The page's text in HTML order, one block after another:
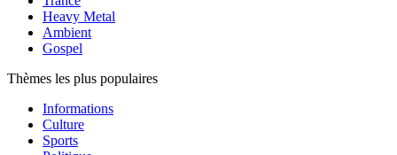
Heavy Metal
Ambient
Gospel
Thèmes les plus populaires
Informations
Culture
Sports